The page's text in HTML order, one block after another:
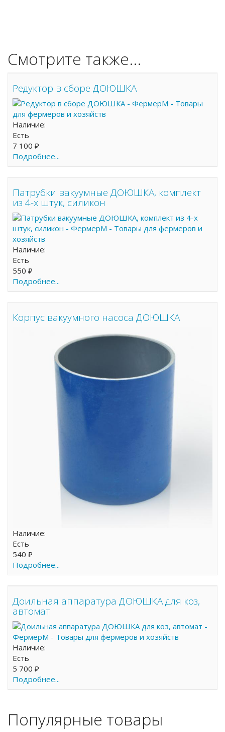
Смотрите также...
Редуктор в сборе ДОЮШКА
Наличие:
Есть
7 100 ₽
Подробнее...
Патрубки вакуумные ДОЮШКА, комплект
из 4-х штук, силикон
Наличие:
Есть
550 ₽
Подробнее...
Корпус вакуумного насоса ДОЮШКА
Наличие:
Есть
540 ₽
Подробнее...
Доильная аппаратура ДОЮШКА для коз,
автомат
Наличие:
Есть
5 700 ₽
Подробнее...
Популярные товары